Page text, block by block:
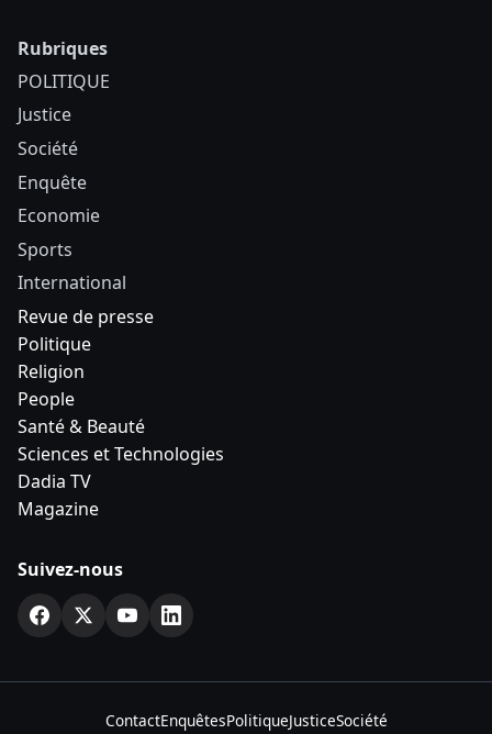
Rubriques
POLITIQUE
Justice
Société
Enquête
Economie
Sports
International
Revue de presse
Politique
Religion
People
Santé & Beauté
Sciences et Technologies
Dadia TV
Magazine
Suivez-nous
ContactEnquêtesPolitiqueJusticeSociété